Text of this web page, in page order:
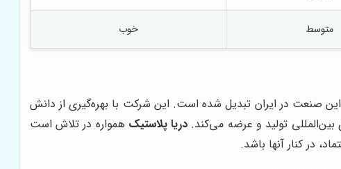
متوسط خوب
این صنعت در ایران تبدیل شده است. این شرکت با بهره‌گیری از دانش
بین‌المللی تولید و عرضه می‌کند. دریا پلاستیک همواره در تلاش است
در کنار آنها باشد.